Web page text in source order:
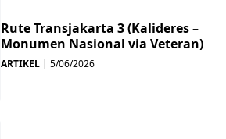
Rute Transjakarta 3 (Kalideres –
Monumen Nasional via Veteran)
ARTIKEL | 5/06/2026